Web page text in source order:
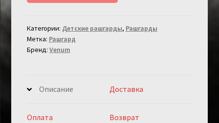
2.0
Черно-
Красный
Категории: Детские рашгарды, Рашгарды
Метка: Рашгард
Бренд: Venum
Описание Доставка
Оплата Возврат